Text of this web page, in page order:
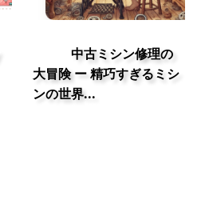
中古ミシン修理の
大冒険 ー 精巧すぎるミシ
ンの世界...